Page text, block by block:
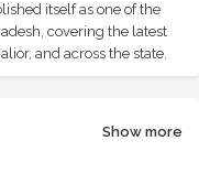
itself as one of the
covering the latest
and across the state.
Show more